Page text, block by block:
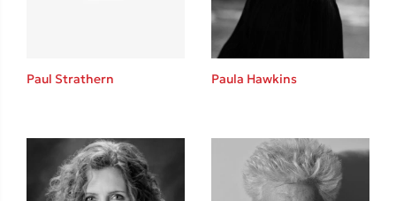
Το λεξικό της ζωής σου
Κώστας Κρομμύδας
Paul Strathern Paula Hawkins